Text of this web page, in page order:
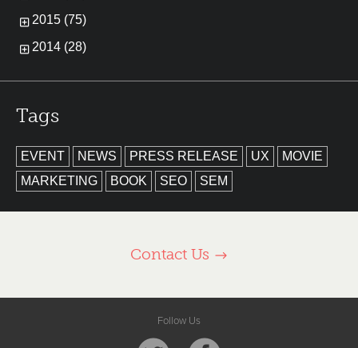
2015 (75)
2014 (28)
Tags
EVENT NEWS PRESS RELEASE UX
MOVIE
MARKETING
BOOK SEO SEM
Contact Us
Follow Us